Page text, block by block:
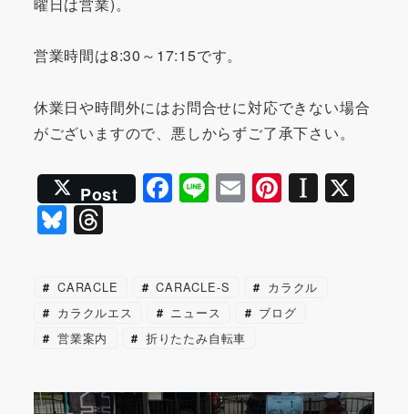
営業時間は8:30～17:15です。
休業日や時間外にはお問合せに対応できない場合
がございますので、悪しからずご了承下さい。
Post F
a
e
b
o
k
Li
n
E
m
Pi
nt
e
st
In
st
Bl
u
e
s
k
T
e
a
d
CARACLE CARACLE-S
カラクル
カラクルエス
ニュース
ブログ
営業案内
折りたたみ自転車